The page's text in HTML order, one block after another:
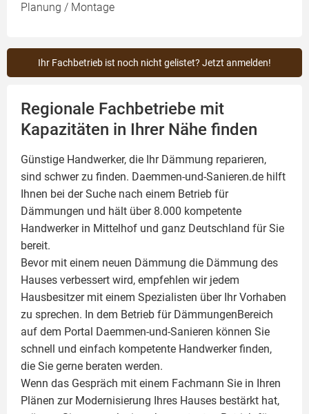
Planung / Montage
Ihr Fachbetrieb ist noch nicht gelistet? Jetzt anmelden!
Regionale Fachbetriebe mit
Kapazitäten in Ihrer Nähe finden
Günstige Handwerker, die Ihr Dämmung reparieren,
sind schwer zu finden. Daemmen-und-Sanieren.de hilft
Ihnen bei der Suche nach einem Betrieb für
Dämmungen und hält über 8.000 kompetente
Handwerker in Mittelhof und ganz Deutschland für Sie
bereit.
Bevor mit einem neuen Dämmung die Dämmung des
Hauses verbessert wird, empfehlen wir jedem
Hausbesitzer mit einem Spezialisten über Ihr Vorhaben
zu sprechen. In dem Betrieb für DämmungenBereich
auf dem Portal Daemmen-und-Sanieren können Sie
schnell und einfach kompetente Handwerker finden,
die Sie gerne beraten werden.
Wenn das Gespräch mit einem Fachmann Sie in Ihren
Plänen zur Modernisierung Ihres Hauses bestärkt hat,